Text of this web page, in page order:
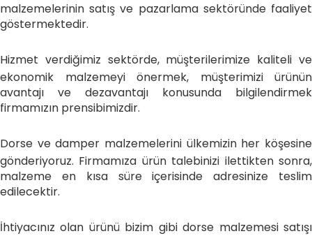
malzemelerinin satış ve pazarlama sektöründe faaliyet
göstermektedir.
Hizmet verdiğimiz sektörde, müşterilerimize kaliteli ve
ekonomik malzemeyi önermek, müşterimizi ürünün
avantajı ve dezavantajı konusunda bilgilendirmek
firmamızın prensibimizdir.
Dorse ve damper malzemelerini ülkemizin her köşesine
gönderiyoruz. Firmamıza ürün talebinizi ilettikten sonra,
malzeme en kısa süre içerisinde adresinize teslim
edilecektir.
İhtiyacınız olan ürünü bizim gibi dorse malzemesi satışı